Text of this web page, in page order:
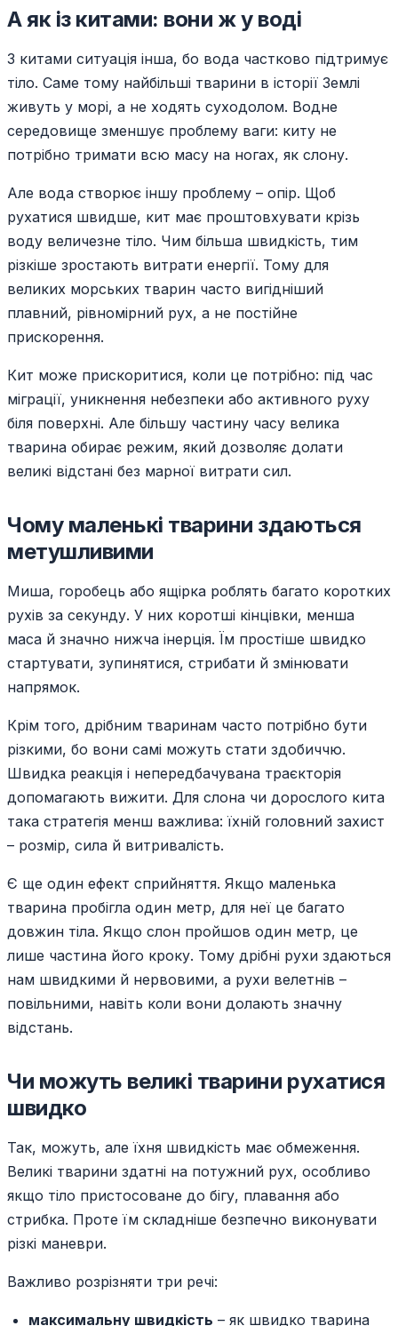
А як із китами: вони ж у воді
З китами ситуація інша, бо вода частково підтримує
тіло. Саме тому найбільші тварини в історії Землі
живуть у морі, а не ходять суходолом. Водне
середовище зменшує проблему ваги: киту не
потрібно тримати всю масу на ногах, як слону.
Але вода створює іншу проблему – опір. Щоб
рухатися швидше, кит має проштовхувати крізь
воду величезне тіло. Чим більша швидкість, тим
різкіше зростають витрати енергії. Тому для
великих морських тварин часто вигідніший
плавний, рівномірний рух, а не постійне
прискорення.
Кит може прискоритися, коли це потрібно: під час
міграції, уникнення небезпеки або активного руху
біля поверхні. Але більшу частину часу велика
тварина обирає режим, який дозволяє долати
великі відстані без марної витрати сил.
Чому маленькі тварини здаються
метушливими
Миша, горобець або ящірка роблять багато коротких
рухів за секунду. У них коротші кінцівки, менша
маса й значно нижча інерція. Їм простіше швидко
стартувати, зупинятися, стрибати й змінювати
напрямок.
Крім того, дрібним тваринам часто потрібно бути
різкими, бо вони самі можуть стати здобиччю.
Швидка реакція і непередбачувана траєкторія
допомагають вижити. Для слона чи дорослого кита
така стратегія менш важлива: їхній головний захист
– розмір, сила й витривалість.
Є ще один ефект сприйняття. Якщо маленька
тварина пробігла один метр, для неї це багато
довжин тіла. Якщо слон пройшов один метр, це
лише частина його кроку. Тому дрібні рухи здаються
нам швидкими й нервовими, а рухи велетнів –
повільними, навіть коли вони долають значну
відстань.
Чи можуть великі тварини рухатися
швидко
Так, можуть, але їхня швидкість має обмеження.
Великі тварини здатні на потужний рух, особливо
якщо тіло пристосоване до бігу, плавання або
стрибка. Проте їм складніше безпечно виконувати
різкі маневри.
Важливо розрізняти три речі:
максимальну швидкість – як швидко тварина